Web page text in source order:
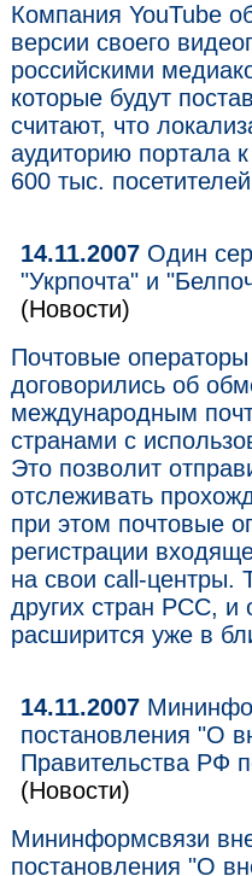
Компания YouTube
версии своего
российскими
которые будут
считают, что
аудиторию портала
600 тыс.
14.11.2007 Один
"Укрпочта" и
(Новости)
Почтовые
договорились об
международным
странами с
Это позволит
отслеживать
при этом почтовые
регистрации
на свои call-центры.
других стран РСС, и
расширится уже в
14.11.2007
постановления "О
Правительства РФ
(Новости)
Мининформсвязи
постановления "О